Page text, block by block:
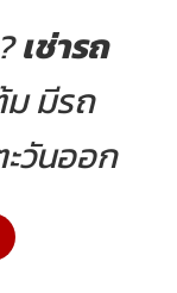
เช่ารถ
มีรถ
วันออก